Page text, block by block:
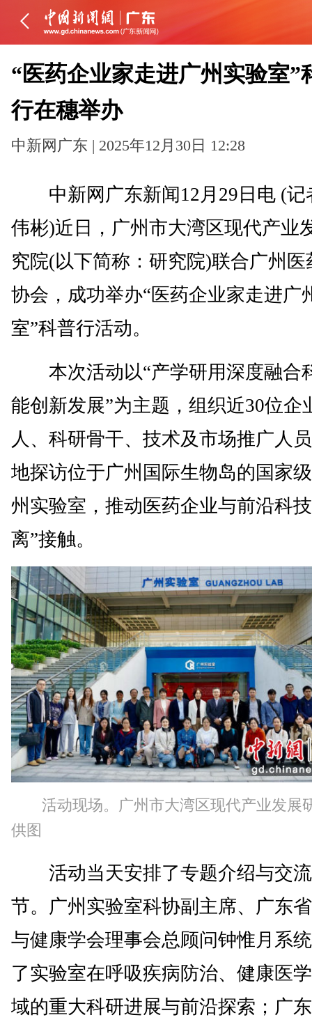
“医药企业家走进广州实验室”
行在穗举办
中新网广东 | 2025年12月30日 12:28
中新网广东新闻12月29日电 (记
伟彬)近日，广州市大湾区现代产业
究院(以下简称：研究院)联合广州医
协会，成功举办“医药企业家走进广
室”科普行活动。
本次活动以“产学研用深度融合
能创新发展”为主题，组织近30位企
人、科研骨干、技术及市场推广人
地探访位于广州国际生物岛的国家
州实验室，推动医药企业与前沿科
离”接触。
活动现场。广州市大湾区现代产业发展
供图
活动当天安排了专题介绍与交
节。广州实验室科协副主席、广东
与健康学会理事会总顾问钟惟月系
了实验室在呼吸疾病防治、健康医
域的重大科研进展与前沿探索；广